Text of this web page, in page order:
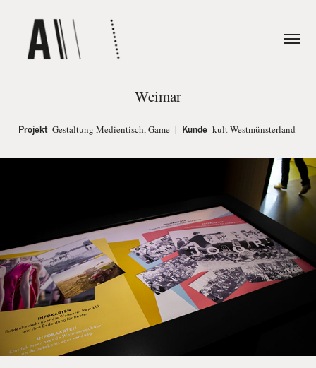
Weimar
ProjektGestaltung Medientisch, Game | Kunde kult Westmünsterland